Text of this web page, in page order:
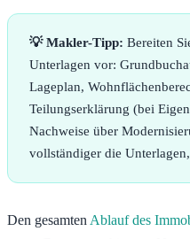
💡 Makler-Tipp: Bereiten
Unterlagen vor:
Lageplan,
Teilungserklärung (bei
Nachweise über
vollständiger die
Den gesamten Ablauf des